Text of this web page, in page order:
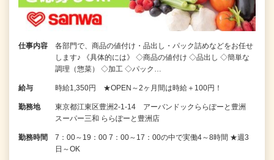
仕事内容
各部門で、商品の値付け・品出し・パック詰めなどをお任せ
します♪ 《具体的には》 ◇商品の値付け ◇品出し ◇簡単な
調理（惣菜） ◇加工 ◇パック…
給与 時給1,350円 ★OPEN～2ヶ月間は時給＋100円！
勤務地
東京都江東区豊洲2-1-14 アーバンドックららぽーと豊洲
スーパー三和 ららぽーと豊洲店
勤務時間
7：00～19：00 7：00～17：00の中で実働4～8時間 ★週3
日～OK